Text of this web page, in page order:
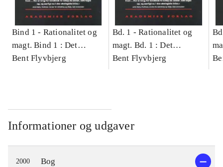
Bind 1 - Rationalitet og
magt. Bind 1 : Det
konkretes videnskab
Bent Flyvbjerg
Bd. 1 -Rationalitet og
magt. Bd. 1 : Det
konkretes videnskab
Bent Flyvbjerg
Informationer og udgaver
2000 Bog